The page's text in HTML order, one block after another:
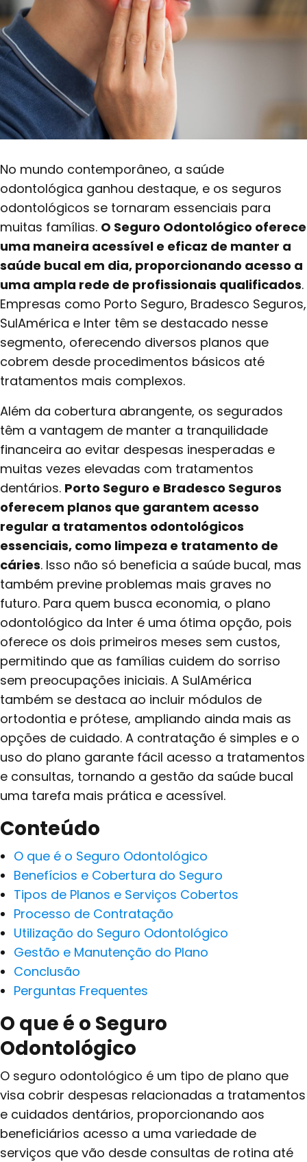
No mundo contemporâneo, a saúde
odontológica ganhou destaque, e os seguros
odontológicos se tornaram essenciais para
muitas famílias. O Seguro Odontológico oferece
uma maneira acessível e eficaz de manter a
saúde bucal em dia, proporcionando acesso a
uma ampla rede de profissionais qualificados.
Empresas como Porto Seguro, Bradesco Seguros,
SulAmérica e Inter têm se destacado nesse
segmento, oferecendo diversos planos que
cobrem desde procedimentos básicos até
tratamentos mais complexos.
Além da cobertura abrangente, os segurados
têm a vantagem de manter a tranquilidade
financeira ao evitar despesas inesperadas e
muitas vezes elevadas com tratamentos
dentários. Porto Seguro e Bradesco Seguros
oferecem planos que garantem acesso
regular a tratamentos odontológicos
essenciais, como limpeza e tratamento de
cáries. Isso não só beneficia a saúde bucal, mas
também previne problemas mais graves no
futuro. Para quem busca economia, o plano
odontológico da Inter é uma ótima opção, pois
oferece os dois primeiros meses sem custos,
permitindo que as famílias cuidem do sorriso
sem preocupações iniciais. A SulAmérica
também se destaca ao incluir módulos de
ortodontia e prótese, ampliando ainda mais as
opções de cuidado. A contratação é simples e o
uso do plano garante fácil acesso a tratamentos
e consultas, tornando a gestão da saúde bucal
uma tarefa mais prática e acessível.
Conteúdo
O que é o Seguro Odontológico
Benefícios e Cobertura do Seguro
Tipos de Planos e Serviços Cobertos
Processo de Contratação
Utilização do Seguro Odontológico
Gestão e Manutenção do Plano
Conclusão
Perguntas Frequentes
O que é o Seguro
Odontológico
O seguro odontológico é um tipo de plano que
visa cobrir despesas relacionadas a tratamentos
e cuidados dentários, proporcionando aos
beneficiários acesso a uma variedade de
serviços que vão desde consultas de rotina até